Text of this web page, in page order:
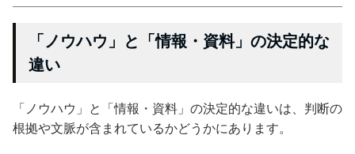
「ノウハウ」と「情報・資料」の決定的な
違い
「ノウハウ」と「情報・資料」の決定的な違いは、判断の
根拠や文脈が含まれているかどうかにあります。